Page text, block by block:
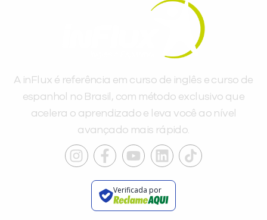
A inFlux é referência em curso de inglês e curso de
espanhol no Brasil, com método exclusivo que
acelera o aprendizado e leva você ao nível
avançado mais rápido.
Verificada por